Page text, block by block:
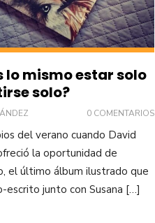
lo mismo estar solo
solo?
0 COMENTARIOS
del verano cuando David
la oportunidad de
el último álbum ilustrado que
escrito junto con Susana […]